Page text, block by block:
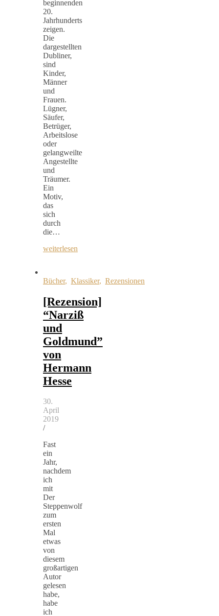
beginnenden
20.
Jahrhunderts
zeigen.
Die
dargestellten
Dubliner,
sind
Kinder,
Männer
und
Frauen.
Lügner,
Säufer,
Betrüger,
Arbeitslose
oder
gelangweilte
Angestellte
und
Träumer.
Ein
Motiv,
das
sich
durch
die…
weiterlesen
Bücher, Klassiker, Rezensionen
[Rezension]
“Narziß
und
Goldmund”
von
Hermann
Hesse
30.
April
2019
/
Fast
ein
Jahr,
nachdem
ich
mit
Der
Steppenwolf
zum
ersten
Mal
etwas
von
diesem
großartigen
Autor
gelesen
habe,
habe
ich